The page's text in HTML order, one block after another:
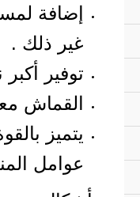
إضافة
غير ذلك .
توفير أكبر
القماش
يتميز
عوامل